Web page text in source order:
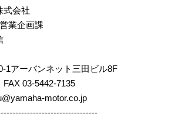
式会社
業企画課
1アーバンネット三田ビル8F
03-5442-7135
motor.co.jp